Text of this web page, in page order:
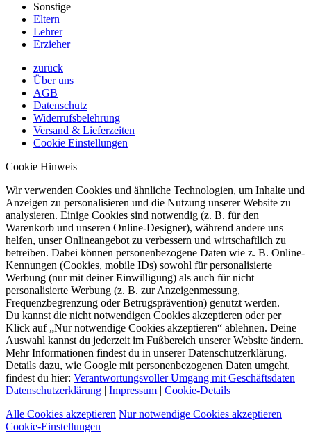
Sonstige
Eltern
Lehrer
Erzieher
zurück
Über uns
AGB
Datenschutz
Widerrufsbelehrung
Versand & Lieferzeiten
Cookie Einstellungen
Cookie Hinweis
Wir verwenden Cookies und ähnliche Technologien, um Inhalte und
Anzeigen zu personalisieren und die Nutzung unserer Website zu
analysieren. Einige Cookies sind notwendig (z. B. für den
Warenkorb und unseren Online-Designer), während andere uns
helfen, unser Onlineangebot zu verbessern und wirtschaftlich zu
betreiben. Dabei können personenbezogene Daten wie z. B. Online-
Kennungen (Cookies, mobile IDs) sowohl für personalisierte
Werbung (nur mit deiner Einwilligung) als auch für nicht
personalisierte Werbung (z. B. zur Anzeigenmessung,
Frequenzbegrenzung oder Betrugsprävention) genutzt werden.
Du kannst die nicht notwendigen Cookies akzeptieren oder per
Klick auf „Nur notwendige Cookies akzeptieren“ ablehnen. Deine
Auswahl kannst du jederzeit im Fußbereich unserer Website ändern.
Mehr Informationen findest du in unserer Datenschutzerklärung.
Details dazu, wie Google mit personenbezogenen Daten umgeht,
findest du hier: Verantwortungsvoller Umgang mit Geschäftsdaten
Datenschutzerklärung | Impressum | Cookie-Details
Alle Cookies akzeptieren Nur notwendige Cookies akzeptieren
Cookie-Einstellungen